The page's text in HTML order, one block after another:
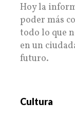
Hoy la
poder más
todo lo que
en un
futuro.
Cultura